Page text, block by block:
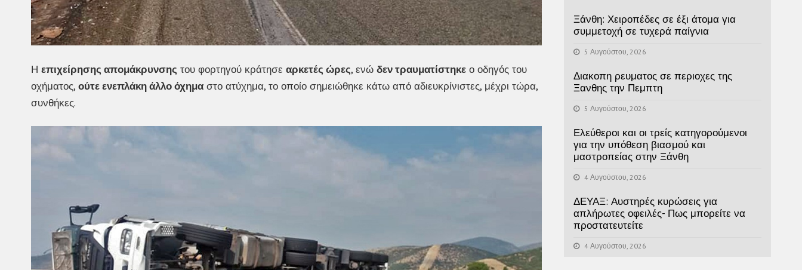
Η επιχείρησης απομάκρυνσης του φορτηγού κράτησε αρκετές ώρες, ενώ δεν τραυματίστηκε ο οδηγός του
οχήματος, ούτε ενεπλάκη άλλο όχημα στο ατύχημα, το οποίο σημειώθηκε κάτω από αδιευκρίνιστες, μέχρι τώρα,
συνθήκες.
Ξάνθη: Χειροπέδες σε έξι άτομα για
συμμετοχή σε τυχερά παίγνια
5 Αυγούστου, 2026
Διακοπη ρευματος σε περιοχες της
Ξανθης την Πεμπτη
5 Αυγούστου, 2026
Ελεύθεροι και οι τρείς κατηγορούμενοι
για την υπόθεση βιασμού και
μαστροπείας στην Ξάνθη
4 Αυγούστου, 2026
ΔΕΥΑΞ: Αυστηρές κυρώσεις για
απλήρωτες οφειλές- Πως μπορείτε να
προστατευτείτε
4 Αυγούστου, 2026